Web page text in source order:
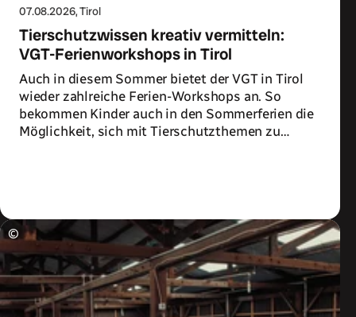
07.08.2026, Tirol
Tierschutzwissen kreativ vermitteln:
VGT-Ferienworkshops in Tirol
Auch in diesem Sommer bietet der VGT in Tirol
wieder zahlreiche Ferien-Workshops an. So
bekommen Kinder auch in den Sommerferien die
Möglichkeit, sich mit Tierschutzthemen zu
©